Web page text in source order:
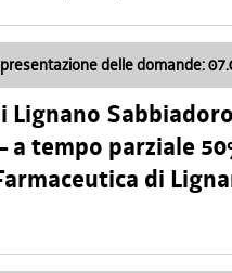
delle domande:
Lignano
a tempo parziale
di